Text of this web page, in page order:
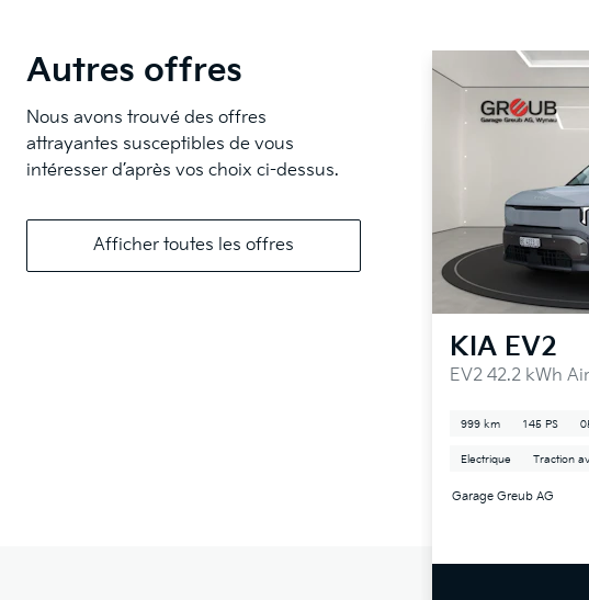
Autres offres
Nous avons trouvé des offres
attrayantes susceptibles de vous
intéresser d’après vos choix ci-dessus.
Afficher toutes les offres
KIA EV2
EV2 42.2 kWh
999 km 145 PS
Electrique Traction
Garage Greub AG